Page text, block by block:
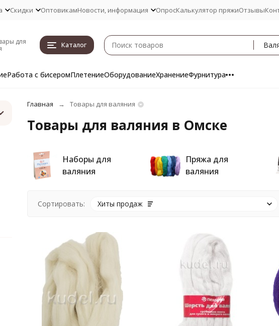
Скидки ОптовикамНовости, информация ОпросКалькулятор пряжиОтзывы
для
Каталог
Работа с бисеромПлетениеОборудованиеХранениеФурнитура
Главная Товары для валяния
Товары для валяния в Омске
Наборы для
валяния
Пряжа для
валяния
Сортировать: Хиты продаж